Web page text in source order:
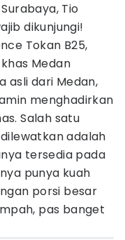
Tio
dikunjungi!
Tokan B25,
Medan
asli dari Medan,
menghadirkan
Salah satu
adalah
tersedia pada
punya kuah
porsi besar
pas banget